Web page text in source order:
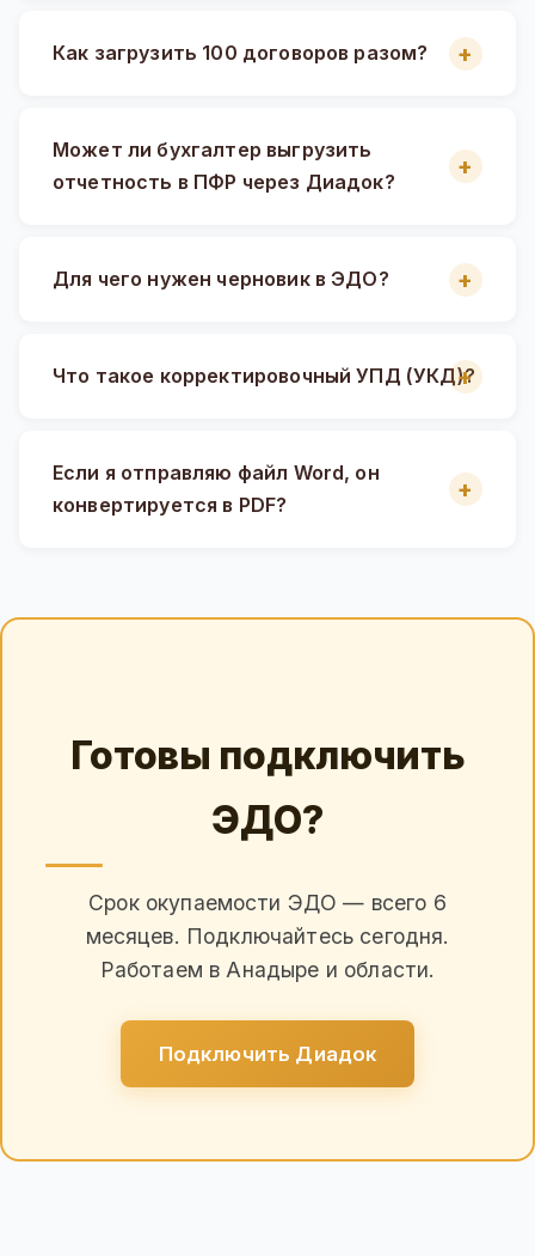
Как загрузить 100 договоров разом?
Может ли бухгалтер выгрузить
отчетность в ПФР через Диадок?
Для чего нужен черновик в ЭДО?
Что такое корректировочный УПД (УКД)?
Если я отправляю файл Word, он
конвертируется в PDF?
Готовы подключить
ЭДО?
Срок окупаемости ЭДО — всего 6
месяцев. Подключайтесь сегодня.
Работаем в Анадыре и области.
Подключить Диадок